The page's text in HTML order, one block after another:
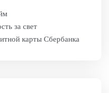
за свет
карты Сбербанка